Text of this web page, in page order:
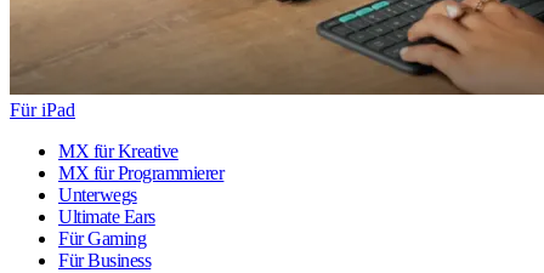
Für iPad
MX für Kreative
MX für Programmierer
Unterwegs
Ultimate Ears
Für Gaming
Für Business